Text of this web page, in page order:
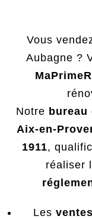
Vous
Aubagne ?
Notre bureau
Aix-en-
1911,
réaliser
Les